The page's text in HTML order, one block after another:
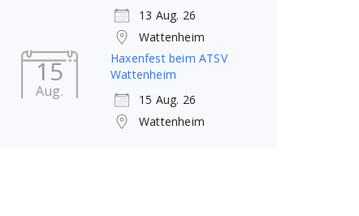
13 Aug. 26
Wattenheim
15
Aug.
Haxenfest beim ATSV
Wattenheim
15 Aug. 26
Wattenheim